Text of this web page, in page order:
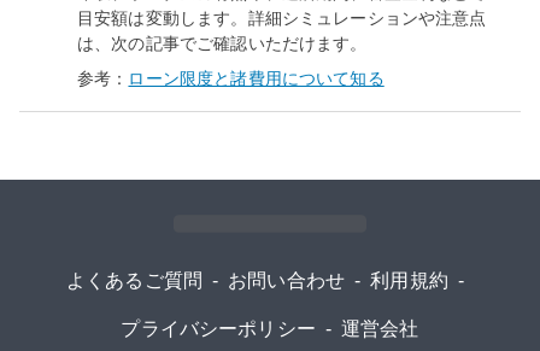
目安額は変動します。詳細シミュレーションや注意点
は、次の記事でご確認いただけます。
参考： ローン限度と諸費用について知る
よくあるご質問 - お問い合わせ - 利用規約 -
プライバシーポリシー - 運営会社